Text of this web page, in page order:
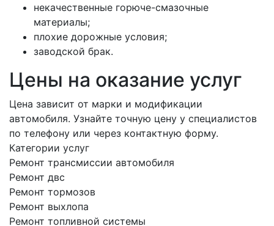
некачественные горюче-смазочные
материалы;
плохие дорожные условия;
заводской брак.
Цены на оказание услуг
Цена зависит от марки и модификации
автомобиля. Узнайте точную цену у специалистов
по телефону или через контактную форму.
Категории услуг
Ремонт трансмиссии автомобиля
Ремонт двс
Ремонт тормозов
Ремонт выхлопа
Ремонт топливной системы